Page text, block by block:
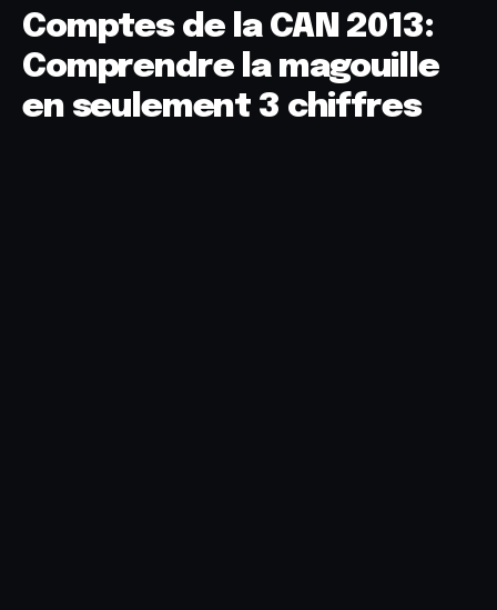
Comptes de la CAN 2013:
Comprendre la magouille
en seulement 3 chiffres